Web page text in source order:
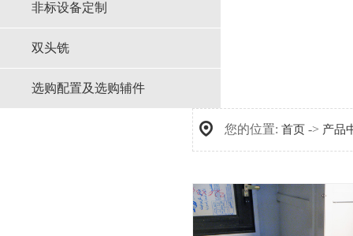
非标设备定制
双头铣
选购配置及选购辅件
您的位置: 首页 -> 产品